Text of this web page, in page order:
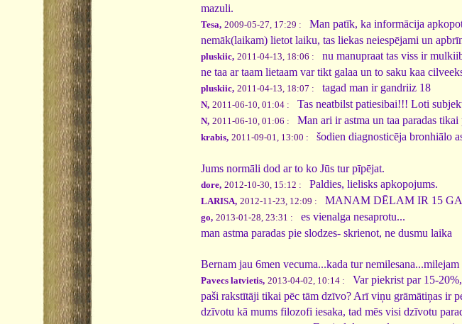
mazuli.
Tesa, 2009-05-27, 17:29 :
Man patīk, ka informācija
nemāk(laikam) lietot laiku, tas liekas neiespējami un
pluskiic, 2011-04-13, 18:06 :
nu manupraat tas viss ir
ne taa ar taam lietaam var tikt galaa un to saku kaa
pluskiic, 2011-04-13, 18:07 : tagad man ir gandriiz 18
N, 2011-06-10, 01:04 : Tas neatbilst patiesibai!!! Loti
N, 2011-06-10, 01:06 : Man ari ir astma un taa paradas
krabis, 2011-09-01, 13:00 : šodien diagnosticēja bronhiālo
Jums normāli dod ar to ko Jūs tur pīpējat.
dore, 2012-10-30, 15:12 : Paldies, lielisks apkopojums.
LARISA, 2012-11-23, 12:09 : MANAM DĒLAM IR 15
go, 2013-01-28, 23:31 :
es vienalga nesaprotu...
man astma paradas pie slodzes- skrienot, ne dusmu laika
Bernam jau 6men vecuma...kada tur
Pavecs latvietis, 2013-04-02, 10:14 :
Var piekrist par 15-
paši rakstītāji tikai pēc tām dzīvo? Arī viņu grāmātiņas ir
dzīvotu kā mums filozofi iesaka, tad mēs visi dzīvotu